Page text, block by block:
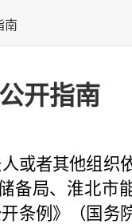
南
开指南
或者其他组织
备局、淮北市
条例》（国务